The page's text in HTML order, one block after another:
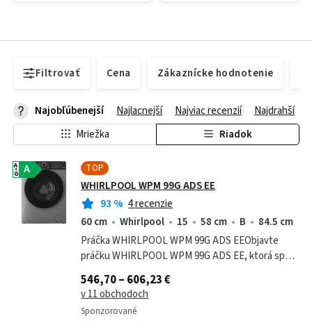
Filtrovať Cena Zákaznícke hodnotenie
Mriežka Riadok
Najobľúbenejší Najlacnejší Najviac recenzií Najdrahší
TOP
WHIRLPOOL WPM 99G ADS EE
93 % 4 recenzie
A
A
G
60 cm Whirlpool 15 58 cm B
84.5 cm
Práčka WHIRLPOOL WPM 99G ADS EEObjavte
práčku WHIRLPOOL WPM 99G ADS EE, ktorá spája
najmodernejšie technológie, maximálnu úsporu
energie a šetrnú starostlivosť o vašu bielizeň....
546,70 – 606,23 €
v 11 obchodoch
Sponzorované